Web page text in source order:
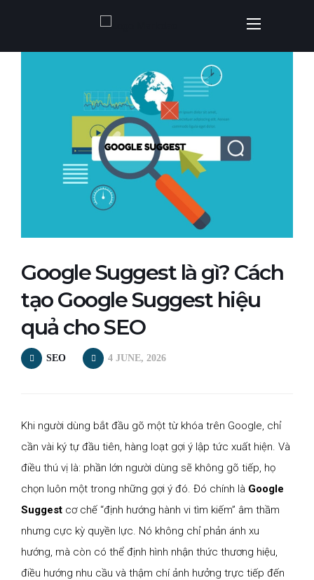
Google Suggest là gì? Cách
tạo Google Suggest hiệu
quả cho SEO
SEO 4 JUNE, 2026
Khi người dùng bắt đầu gõ một từ khóa trên Google, chỉ
cần vài ký tự đầu tiên, hàng loạt gợi ý lập tức xuất hiện. Và
điều thú vị là: phần lớn người dùng sẽ không gõ tiếp, họ
chọn luôn một trong những gợi ý đó. Đó chính là Google
Suggest cơ chế “định hướng hành vi tìm kiếm” âm thầm
nhưng cực kỳ quyền lực. Nó không chỉ phản ánh xu
hướng, mà còn có thể định hình nhận thức thương hiệu,
điều hướng nhu cầu và thậm chí ảnh hưởng trực tiếp đến